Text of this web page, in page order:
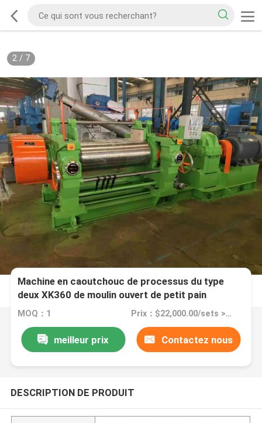
2/ 7
Machine en caoutchouc de processus du type
deux XK360 de moulin ouvert de petit pain
triphasée
MOQ：1 Prix：$22,000.00/sets >=1 sets
meilleur prix Contactez nous
DESCRIPTION DE PRODUIT